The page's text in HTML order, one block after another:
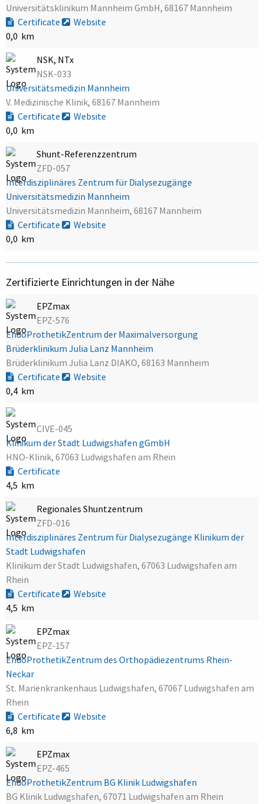
Universitätsklinikum Mannheim GmbH, 68167 Mannheim
Certificate
Website
0,0 km
NSK, NTx
NSK-033
Universitätsmedizin Mannheim
V. Medizinische Klinik, 68167 Mannheim
Certificate
Website
0,0 km
Shunt-Referenzzentrum
ZFD-057
Interdisziplinäres Zentrum für Dialysezugänge
Universitätsmedizin Mannheim
Universitätsmedizin Mannheim, 68167 Mannheim
Certificate
Website
0,0 km
Zertifizierte Einrichtungen in der Nähe
EPZmax
EPZ-576
EndoProthetikZentrum der Maximalversorgung
Brüderklinikum Julia Lanz Mannheim
Brüderklinikum Julia Lanz DIAKO, 68163 Mannheim
Certificate
Website
0,4 km
CIVE-045
Klinikum der Stadt Ludwigshafen gGmbH
HNO-Klinik, 67063 Ludwigshafen am Rhein
Certificate
4,5 km
Regionales Shuntzentrum
ZFD-016
Interdisziplinäres Zentrum für Dialysezugänge Klinikum der
Stadt Ludwigshafen
Klinikum der Stadt Ludwigshafen, 67063 Ludwigshafen am
Rhein
Certificate
Website
4,5 km
EPZmax
EPZ-157
EndoProthetikZentrum des Orthopädiezentrums Rhein-
Neckar
St. Marienkrankenhaus Ludwigshafen, 67067 Ludwigshafen am
Rhein
Certificate
Website
6,8 km
EPZmax
EPZ-465
EndoProthetikZentrum BG Klinik Ludwigshafen
BG Klinik Ludwigshafen, 67071 Ludwigshafen am Rhein